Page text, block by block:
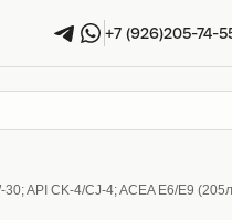
+7 (926)205-74-
API CK-4/CJ-4; ACEA E6/E9